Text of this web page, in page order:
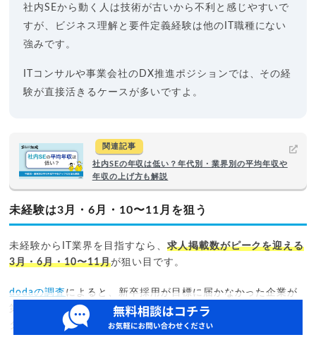
社内SEから動く人は技術が古いから不利と感じやすいで
すが、ビジネス理解と要件定義経験は他のIT職種にない
強みです。
ITコンサルや事業会社のDX推進ポジションでは、その経
験が直接活きるケースが多いですよ。
関連記事
社内SEの年収は低い？年代別・業界別の平均年収や
年収の上げ方も解説
未経験は3月・6月・10〜11月を狙う
未経験からIT業界を目指すなら、 求人掲載数がピークを迎える
3月・6月・10〜11月が狙い目です。
dodaの調査 によると、新卒採用が目標に届かなかった企業が
第二新卒・未経験枠での補充採用を開始するのが3月・6月の
タイミングです。